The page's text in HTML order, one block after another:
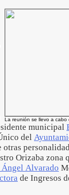
La reunión se llevo a cabo
municipal
del
otras
Orizaba zona
Alvarado
de Ingresos